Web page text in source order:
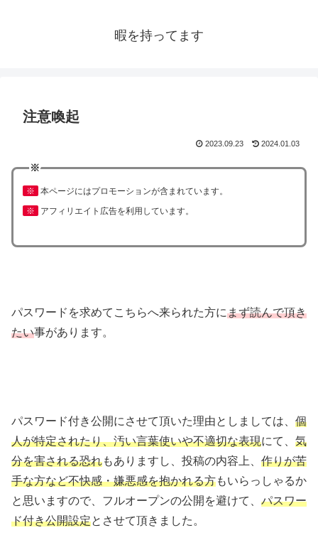
暇を持ってます
注意喚起
2023.09.23 2024.01.03
※
※
本ページにはプロモーションが含まれています。
※
アフィリエイト広告を利用しています。
パスワードを求めてこちらへ来られた方にまず読んで頂き
たい事があります。
パスワード付き公開にさせて頂いた理由としましては、 個
人が特定されたり、汚い言葉使いや不適切な表現にて、 気
分を害される恐れもありますし、投稿の内容上、 作りが苦
手な方など不快感・嫌悪感を抱かれる方もいらっしゃるか
と思いますので、フルオープンの公開を避けて、 パスワー
ド付き公開設定とさせて頂きました。